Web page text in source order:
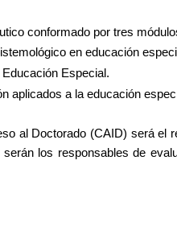
conformado por tres
en educación
Especial.
aplicados a la educación
al Doctorado (CAID) será el
los responsables de